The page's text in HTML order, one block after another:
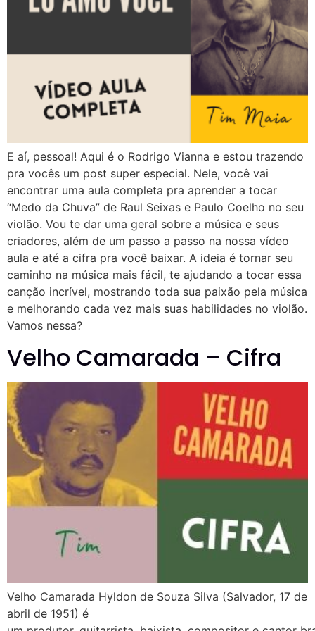
E aí, pessoal! Aqui é o Rodrigo Vianna e estou trazendo
pra vocês um post super especial. Nele, você vai
encontrar uma aula completa pra aprender a tocar
“Medo da Chuva” de Raul Seixas e Paulo Coelho no seu
violão. Vou te dar uma geral sobre a música e seus
criadores, além de um passo a passo na nossa vídeo
aula e até a cifra pra você baixar. A ideia é tornar seu
caminho na música mais fácil, te ajudando a tocar essa
canção incrível, mostrando toda sua paixão pela música
e melhorando cada vez mais suas habilidades no violão.
Vamos nessa?
Velho Camarada – Cifra
Velho Camarada Hyldon de Souza Silva (Salvador, 17 de
abril de 1951) é